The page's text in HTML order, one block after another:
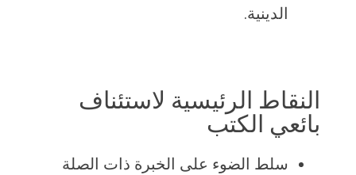
الدينية.
النقاط الرئيسية لاستئناف
بائعي الكتب
سلط الضوء على الخبرة ذات الصلة